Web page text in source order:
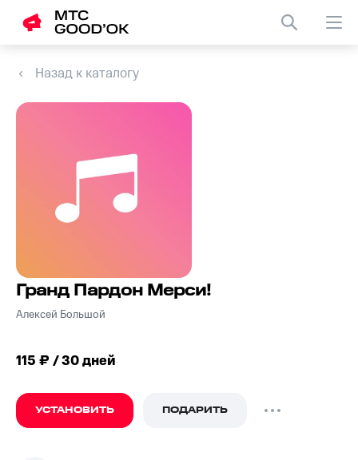
Назад к каталогу
Гранд Пардон Мерси!
Алексей Большой
115 ₽ / 30 дней
УСТАНОВИТЬ ПОДАРИТЬ